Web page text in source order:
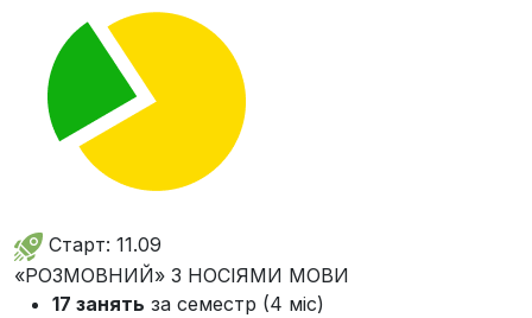
Старт: 11.09
«РОЗМОВНИЙ» З НОСІЯМИ МОВИ
17 занять за семестр (4 міс)